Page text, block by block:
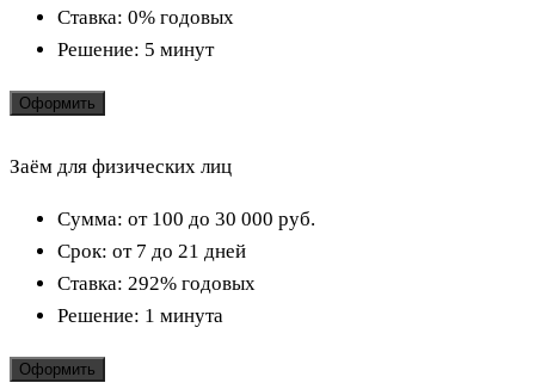
Ставка: 0% годовых
Решение: 5 минут
Оформить
Заём для физических лиц
Сумма: от 100 до 30 000 руб.
Срок: от 7 до 21 дней
Ставка: 292% годовых
Решение: 1 минута
Оформить